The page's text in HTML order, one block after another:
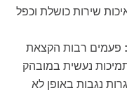
שירות כושלת וכפל
פעמים רבות הקצאת
נעשית במובהק
נגבות באופן לא